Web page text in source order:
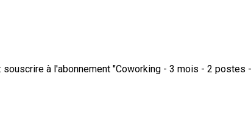
à l'abonnement "Coworking - 3 mois - 2 postes